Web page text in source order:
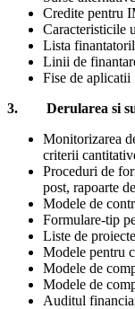
Credite pentru
Caracteristicile
Lista
Linii de
Fise de aplicatii
3. Derularea si
Monitorizarea
criterii
Proceduri de
post, rapoarte
Modele de
Formulare-tip
Liste de
Modele pentru
Modele de
Modele de
Auditul